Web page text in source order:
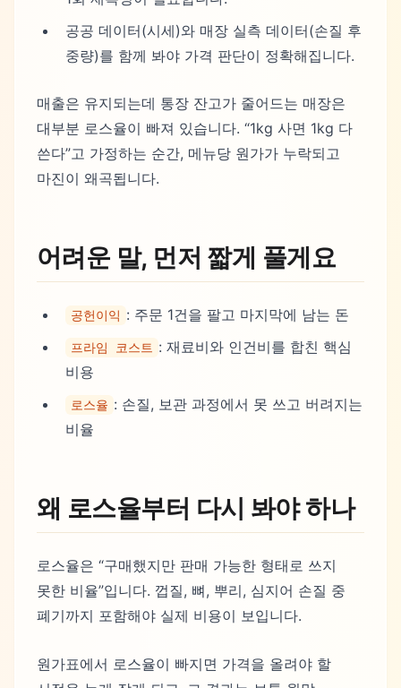
공공 데이터(시세)와 매장 실측 데이터(손질 후
중량)를 함께 봐야 가격 판단이 정확해집니다.
매출은 유지되는데 통장 잔고가 줄어드는 매장은
대부분 로스율이 빠져 있습니다. “1kg 사면 1kg 다
쓴다”고 가정하는 순간, 메뉴당 원가가 누락되고
마진이 왜곡됩니다.
어려운 말, 먼저 짧게 풀게요
공헌이익 : 주문 1건을 팔고 마지막에 남는 돈
프라임 코스트 : 재료비와 인건비를 합친 핵심
비용
로스율 : 손질, 보관 과정에서 못 쓰고 버려지는
비율
왜 로스율부터 다시 봐야 하나
로스율은 “구매했지만 판매 가능한 형태로 쓰지
못한 비율”입니다. 껍질, 뼈, 뿌리, 심지어 손질 중
폐기까지 포함해야 실제 비용이 보입니다.
원가표에서 로스율이 빠지면 가격을 올려야 할